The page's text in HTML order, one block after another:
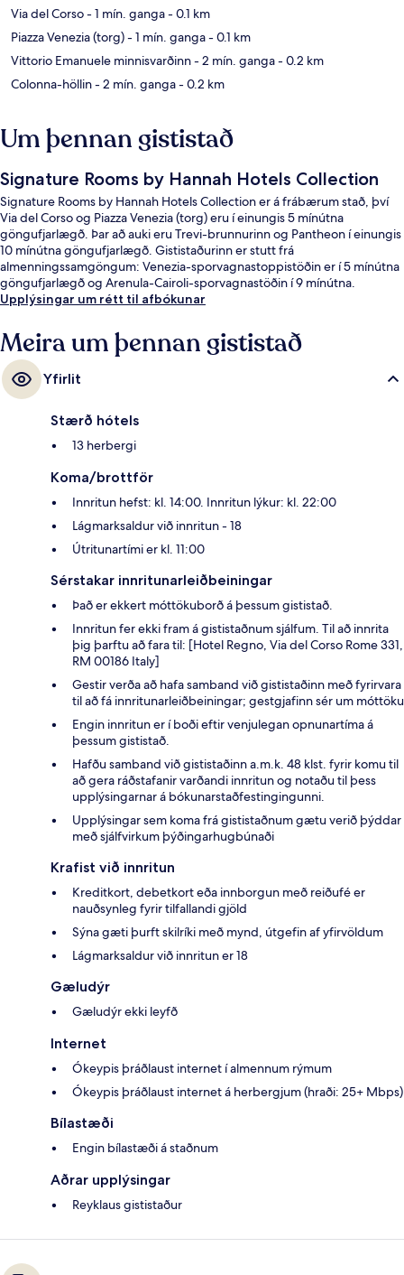
Via del Corso- 1 mín. ganga- 0.1 km
Piazza Venezia (torg)- 1 mín. ganga- 0.1 km
Vittorio Emanuele minnisvarðinn- 2 mín. ganga- 0.2 km
Colonna-höllin- 2 mín. ganga- 0.2 km
Um þennan gististað
Signature Rooms by Hannah Hotels Collection
Signature Rooms by Hannah Hotels Collection er á frábærum stað, því
Via del Corso og Piazza Venezia (torg) eru í einungis 5 mínútna
göngufjarlægð. Þar að auki eru Trevi-brunnurinn og Pantheon í einungis
10 mínútna göngufjarlægð. Gististaðurinn er stutt frá
almenningssamgöngum: Venezia-sporvagnastoppistöðin er í 5 mínútna
göngufjarlægð og Arenula-Cairoli-sporvagnastöðin í 9 mínútna.
Upplýsingar um rétt til afbókunar
Meira um þennan gististað
Yfirlit
Stærð hótels
13 herbergi
Koma/brottför
Innritun hefst: kl. 14:00. Innritun lýkur: kl. 22:00
Lágmarksaldur við innritun - 18
Útritunartími er kl. 11:00
Sérstakar innritunarleiðbeiningar
Það er ekkert móttökuborð á þessum gististað.
Innritun fer ekki fram á gististaðnum sjálfum. Til að innrita
þig þarftu að fara til: [Hotel Regno, Via del Corso Rome 331,
RM 00186 Italy]
Gestir verða að hafa samband við gististaðinn með fyrirvara
til að fá innritunarleiðbeiningar; gestgjafinn sér um móttöku
Engin innritun er í boði eftir venjulegan opnunartíma á
þessum gististað.
Hafðu samband við gististaðinn a.m.k. 48 klst. fyrir komu til
að gera ráðstafanir varðandi innritun og notaðu til þess
upplýsingarnar á bókunarstaðfestingingunni.
Upplýsingar sem koma frá gististaðnum gætu verið þýddar
með sjálfvirkum þýðingarhugbúnaði
Krafist við innritun
Kreditkort, debetkort eða innborgun með reiðufé er
nauðsynleg fyrir tilfallandi gjöld
Sýna gæti þurft skilríki með mynd, útgefin af yfirvöldum
Lágmarksaldur við innritun er 18
Gæludýr
Gæludýr ekki leyfð
Internet
Ókeypis þráðlaust internet í almennum rýmum
Ókeypis þráðlaust internet á herbergjum (hraði: 25+ Mbps)
Bílastæði
Engin bílastæði á staðnum
Aðrar upplýsingar
Reyklaus gististaður